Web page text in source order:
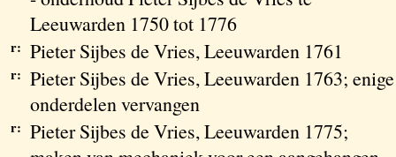
Leeuwarden 1750 tot 1776
r: Pieter Sijbes de Vries, Leeuwarden 1761
r: Pieter Sijbes de Vries, Leeuwarden 1763; enige
onderdelen vervangen
r: Pieter Sijbes de Vries, Leeuwarden 1775;